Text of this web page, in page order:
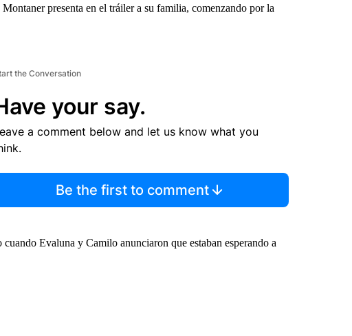
presenta en el tráiler a su familia, comenzando por la
the Conversation
your say.
a comment below and let us know what you
Be the first to comment
Evaluna y Camilo anunciaron que estaban esperando a